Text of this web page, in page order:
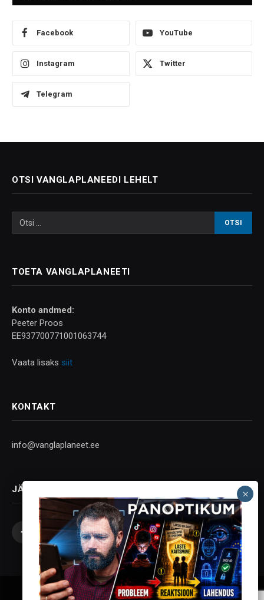
Facebook YouTube
Instagram Twitter
Telegram
OTSI VANGLAPLANEEDI LEHELT
TOETA VANGLAPLANEETI
Konto andmed:
Peeter Proos
EE937700771001063744
Vaata lisaks siit
KONTAKT
info@vanglaplaneet.ee
JÄLGI SOTSIAALMEEDIAS
Facebook
X
(Twitter)
InstagramYouTubeTelegram